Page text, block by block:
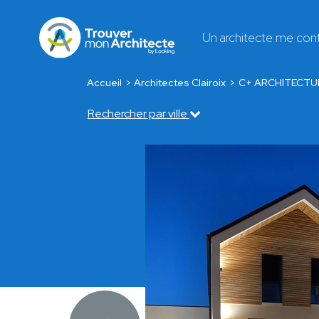
Un architecte me
Accueil Architectes Clairoix C+
Rechercher par ville